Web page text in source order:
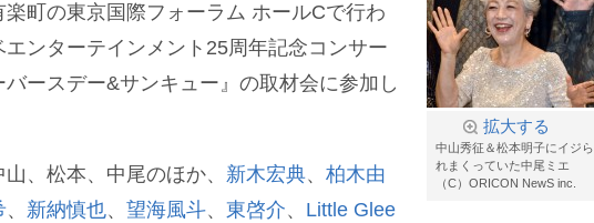
拡大する
中山秀征＆松本明子にイジら
れまくっていた中尾ミエ
（C）ORICON NewS inc.
楽町の東京国際フォーラム ホールCで行わ
エンターテインメント25周年記念コンサー
バースデー&サンキュー』の取材会に参加し
、松本、中尾のほか、 新木宏典、 柏木由
、 新納慎也、 望海風斗、 東啓介、 Little Glee